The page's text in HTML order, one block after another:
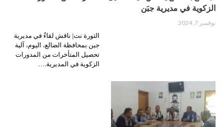
الزكوية في مديرية جبَن
نوفمبر 7, 2024
الثورة نت| ناقش لقاءٌ في مديرية
جبن بمحافظة الضالع، اليوم، آلية
تحصيل المتأخرات من المدورات
الزكوية في المديرية.…